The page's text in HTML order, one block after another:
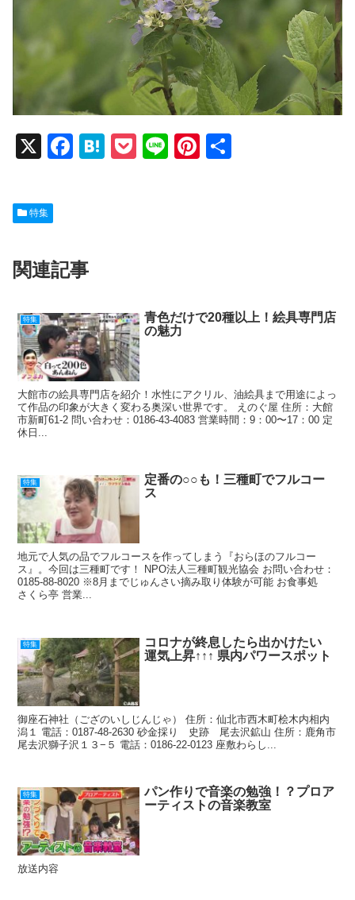
X
F
o
k
H
P
Li
Pi
特集
関連記事
特集
青色だけで20種以上！絵具専門店
の魅力
大館市の絵具専門店を紹介！水性にアクリル、油絵具まで用途によっ
て作品の印象が大きく変わる奥深い世界です。 えのぐ屋 住所：大館
市新町61-2 問い合わせ：0186-43-4083 営業時間：9：00〜17：00 定
休日...
特集
定番の○○も！三種町でフルコー
ス
地元で人気の品でフルコースを作ってしまう『おらほのフルコー
ス』。今回は三種町です！ NPO法人三種町観光協会 お問い合わせ：
0185-88-8020 ※8月までじゅんさい摘み取り体験が可能 お食事処
さくら亭 営業...
特集
コロナが終息したら出かけたい
運気上昇↑↑↑ 県内パワースポット
御座石神社（ござのいしじんじゃ） 住所：仙北市西木町桧木内相内
潟１ 電話：0187-48-2630 砂金採り 史跡 尾去沢鉱山 住所：鹿角市
尾去沢獅子沢１３−５ 電話：0186-22-0123 座敷わらし...
特集
パン作りで音楽の勉強！？プロア
ーティストの音楽教室
放送内容